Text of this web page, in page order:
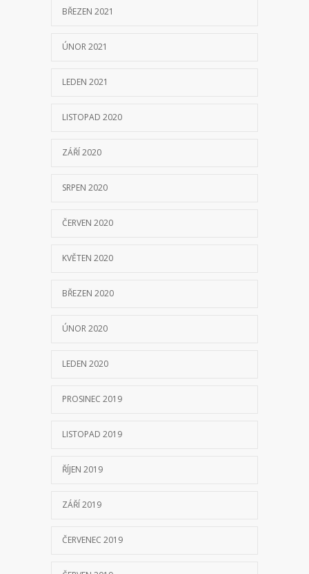
BŘEZEN 2021
ÚNOR 2021
LEDEN 2021
LISTOPAD 2020
ZÁŘÍ 2020
SRPEN 2020
ČERVEN 2020
KVĚTEN 2020
BŘEZEN 2020
ÚNOR 2020
LEDEN 2020
PROSINEC 2019
LISTOPAD 2019
ŘÍJEN 2019
ZÁŘÍ 2019
ČERVENEC 2019